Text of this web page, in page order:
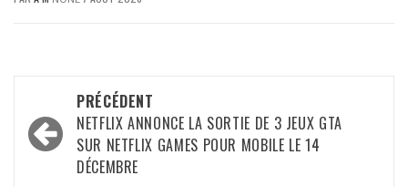
Navigation
d’article
PRÉCÉDENT
NETFLIX ANNONCE LA SORTIE DE 3 JEUX GTA
SUR NETFLIX GAMES POUR MOBILE LE 14
DÉCEMBRE